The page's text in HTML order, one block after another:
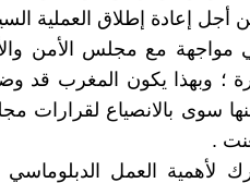
من أجل إعادة إطلاق العملية
مواجهة مع مجلس الأمن
؛ وبهذا يكون المغرب قد
.
لأهمية العمل